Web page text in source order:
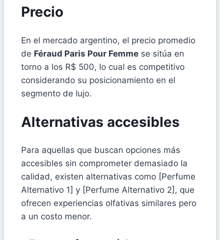
Precio
En el mercado argentino, el precio promedio
de Féraud Paris Pour Femme se sitúa en
torno a los R$ 500, lo cual es competitivo
considerando su posicionamiento en el
segmento de lujo.
Alternativas accesibles
Para aquellas que buscan opciones más
accesibles sin comprometer demasiado la
calidad, existen alternativas como [Perfume
Alternativo 1] y [Perfume Alternativo 2], que
ofrecen experiencias olfativas similares pero
a un costo menor.